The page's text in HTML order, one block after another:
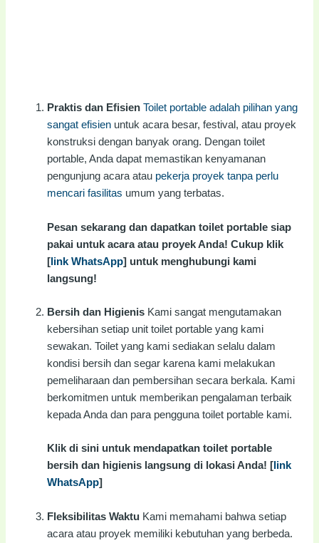
Praktis dan Efisien Toilet portable adalah pilihan yang
sangat efisien untuk acara besar, festival, atau proyek
konstruksi dengan banyak orang. Dengan toilet
portable, Anda dapat memastikan kenyamanan
pengunjung acara atau pekerja proyek tanpa perlu
mencari fasilitas umum yang terbatas.
Pesan sekarang dan dapatkan toilet portable siap
pakai untuk acara atau proyek Anda! Cukup klik
[link WhatsApp] untuk menghubungi kami
langsung!
Bersih dan Higienis Kami sangat mengutamakan
kebersihan setiap unit toilet portable yang kami
sewakan. Toilet yang kami sediakan selalu dalam
kondisi bersih dan segar karena kami melakukan
pemeliharaan dan pembersihan secara berkala. Kami
berkomitmen untuk memberikan pengalaman terbaik
kepada Anda dan para pengguna toilet portable kami.
Klik di sini untuk mendapatkan toilet portable
bersih dan higienis langsung di lokasi Anda! [ link
WhatsApp]
Fleksibilitas Waktu Kami memahami bahwa setiap
acara atau proyek memiliki kebutuhan yang berbeda.